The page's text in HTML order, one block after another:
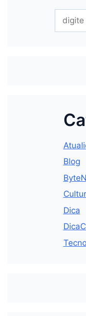
Blog
Dica